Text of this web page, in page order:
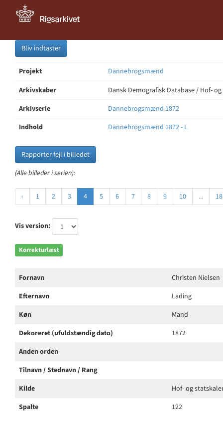
Bliv indtaster
Projekt
Dannebrogsmænd
Arkivskaber
Dansk Demografisk Database / Hof-
Arkivserie
Dannebrogsmænd 1872
Indhold
Dannebrogsmænd 1872 - L
Rapporter fejl i billedet
(Alle billeder i serien):
‹ 1 2 3 4 5 6 7 8 9 10 ...
Vis version:
Korrekturlæst
Fornavn
Christen Nielsen
Efternavn
Lading
Køn
Mand
Dekoreret (ufuldstændig dato)
1872
Anden orden
Tilnavn / Stednavn / Rang
Kilde
Hof- og
Spalte
122